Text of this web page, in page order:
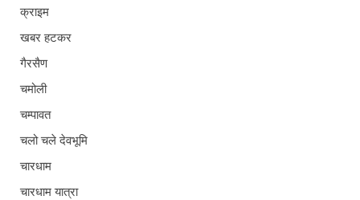
क्राइम
खबर हटकर
गैरसैण
चमोली
चम्पावत
चलो चले देवभूमि
चारधाम
चारधाम यात्रा